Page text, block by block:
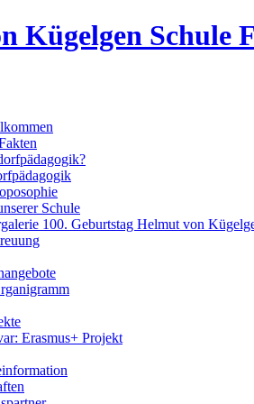
Schule
100. Geburtstag Helmut von
Erasmus+ Projekt